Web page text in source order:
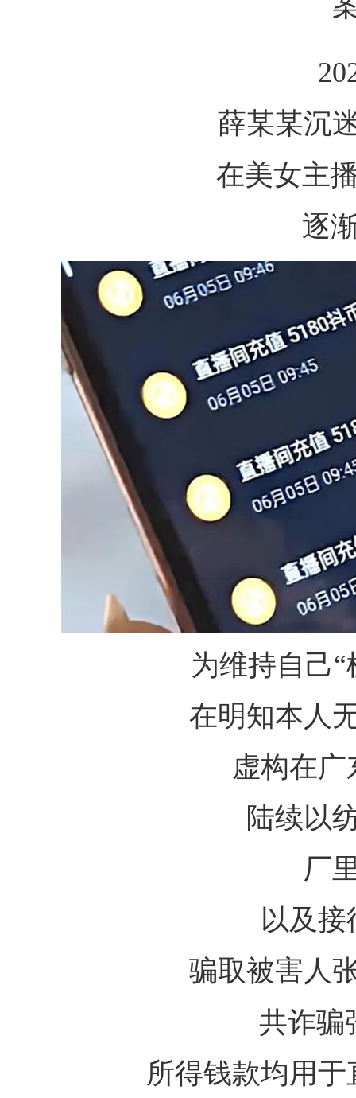
薛某某沉
在美女主
逐
为维持自己
在明知本人
虚构在
陆续以
厂
以及接
骗取被害人
共诈骗
所得钱款均用